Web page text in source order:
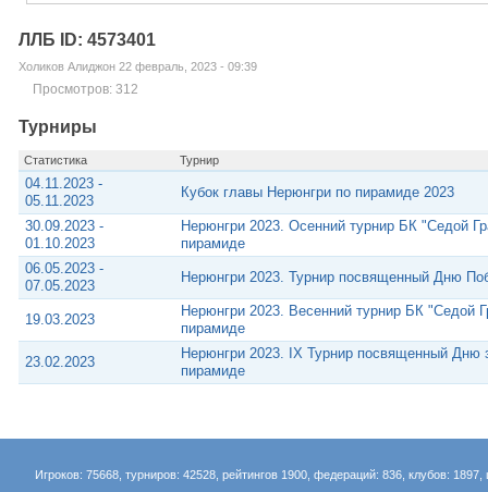
ЛЛБ ID: 4573401
Холиков Алиджон 22 февраль, 2023 - 09:39
Просмотров: 312
Турниры
Статистика Турнир
04.11.2023 -
05.11.2023
Кубок главы Нерюнгри по пирамиде 2023
30.09.2023 -
01.10.2023
Нерюнгри 2023. Осенний турнир БК "Седой
пирамиде
06.05.2023 -
07.05.2023
Нерюнгри 2023. Турнир посвященный Дню
19.03.2023
Нерюнгри 2023. Весенний турнир БК "Седой
пирамиде
23.02.2023
Нерюнгри 2023. IX Турнир посвященный Дню
пирамиде
Игроков: 75668, турниров: 42528, рейтингов 1900, федераций: 836, клубов: